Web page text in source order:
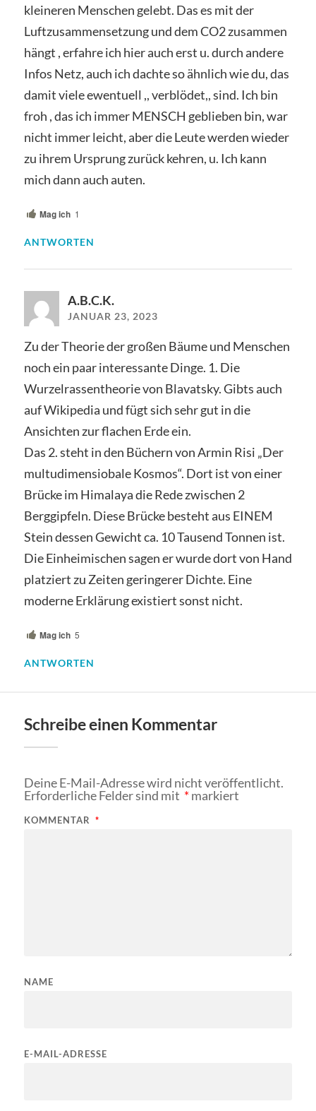
kleineren Menschen gelebt. Das es mit der
Luftzusammensetzung und dem CO2 zusammen
hängt , erfahre ich hier auch erst u. durch andere
Infos Netz, auch ich dachte so ähnlich wie du, das
damit viele ewentuell ,, verblödet,, sind. Ich bin
froh , das ich immer MENSCH geblieben bin, war
nicht immer leicht, aber die Leute werden wieder
zu ihrem Ursprung zurück kehren, u. Ich kann
mich dann auch auten.
Mag ich 1
ANTWORTEN
A.B.C.K.
JANUAR 23, 2023
Zu der Theorie der großen Bäume und Menschen
noch ein paar interessante Dinge. 1. Die
Wurzelrassentheorie von Blavatsky. Gibts auch
auf Wikipedia und fügt sich sehr gut in die
Ansichten zur flachen Erde ein.
Das 2. steht in den Büchern von Armin Risi „Der
multudimensiobale Kosmos“. Dort ist von einer
Brücke im Himalaya die Rede zwischen 2
Berggipfeln. Diese Brücke besteht aus EINEM
Stein dessen Gewicht ca. 10 Tausend Tonnen ist.
Die Einheimischen sagen er wurde dort von Hand
platziert zu Zeiten geringerer Dichte. Eine
moderne Erklärung existiert sonst nicht.
Mag ich 5
ANTWORTEN
Schreibe einen Kommentar
Deine E-Mail-Adresse wird nicht veröffentlicht.
Erforderliche Felder sind mit *markiert
KOMMENTAR *
NAME
E-MAIL-ADRESSE